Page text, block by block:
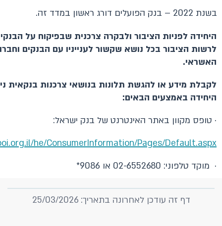
בשנת 2022 – בנק הפועלים דורג ראשון במדד זה.
היחידה לפניות הציבור ולבקרה צרכנית שבפיקוח על
לרשות הציבור בכל נושא שקשור לענייניו עם הבנקים
האשראי.
לקבלת מידע או להגשת תלונות בנושאי צרכנות בנקאית
היחידה באמצעים הבאים:
· טופס מקוון באתר האינטרנט של בנק ישראל:
he/ConsumerInformation/Pages/Default.aspx
· מוקד טלפוני: 02-6552680 או 9086*
דף זה עודכן לאחרונה בתאריך: 25/03/2026